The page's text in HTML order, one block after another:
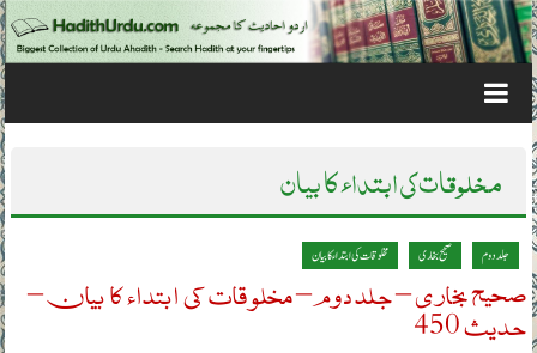
Skip to content
مخلوقات کی ابتداء کا بیان
جلد دوم صحیح بخاری مخلوقات کی ابتداء کا بیان
صحیح بخاری – جلد دوم – مخلوقات کی ابتداء کا بیان –
حدیث 450